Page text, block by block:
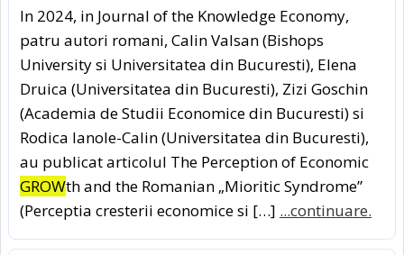
In 2024, in Journal of the Knowledge Economy,
patru autori romani, Calin Valsan (Bishops
University si Universitatea din Bucuresti), Elena
Druica (Universitatea din Bucuresti), Zizi Goschin
(Academia de Studii Economice din Bucuresti) si
Rodica Ianole-Calin (Universitatea din Bucuresti),
au publicat articolul The Perception of Economic
GROWth and the Romanian „Mioritic Syndrome”
(Perceptia cresterii economice si […] ...continuare.